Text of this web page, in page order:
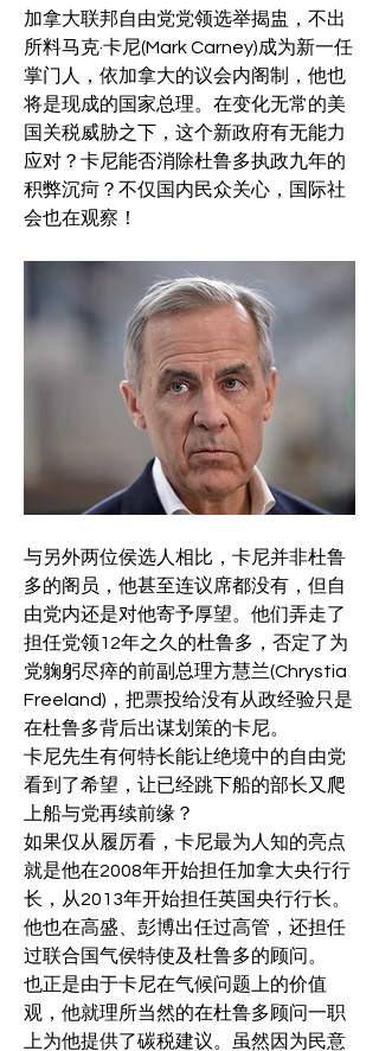
加拿大联邦自由党党领选举揭盅，不出
所料马克·卡尼(Mark Carney)成为新一任
掌门人，依加拿大的议会内阁制，他也
将是现成的国家总理。在变化无常的美
国关税威胁之下，这个新政府有无能力
应对？卡尼能否消除杜鲁多执政九年的
积弊沉疴？不仅国内民众关心，国际社
会也在观察！
与另外两位侯选人相比，卡尼并非杜鲁
多的阁员，他甚至连议席都没有，但自
由党内还是对他寄予厚望。他们弄走了
担任党领12年之久的杜鲁多，否定了为
党躹躬尽瘁的前副总理方慧兰(Chrystia
Freeland)，把票投给没有从政经验只是
在杜鲁多背后出谋划策的卡尼。
卡尼先生有何特长能让绝境中的自由党
看到了希望，让已经跳下船的部长又爬
上船与党再续前缘？
如果仅从履厉看，卡尼最为人知的亮点
就是他在2008年开始担任加拿大央行行
长，从2013年开始担任英国央行行长。
他也在高盛、彭博出任过高管，还担任
过联合国气侯特使及杜鲁多的顾问。
也正是由于卡尼在气候问题上的价值
观，他就理所当然的在杜鲁多顾问一职
上为他提供了碳税建议。虽然因为民意